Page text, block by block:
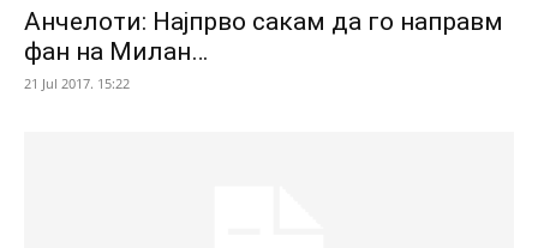
Анчелоти: Најпрво сакам да го направм
фан на Милан…
21 Jul 2017. 15:22